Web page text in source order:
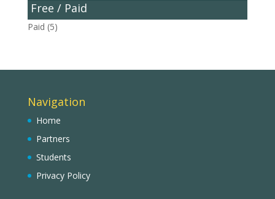
Free / Paid
Paid (5)
Navigation
Home
Partners
Students
Privacy Policy